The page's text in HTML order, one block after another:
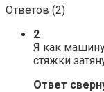
Ответов (2)
2
Я как машину
стяжки
Ответ